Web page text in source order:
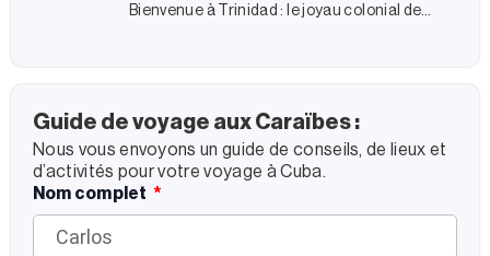
Bienvenue à Trinidad : le joyau colonial de
Guide de voyage aux Caraïbes :
Nous vous envoyons un guide de conseils, de lieux et
d’activités pour votre voyage à Cuba.
Nom complet